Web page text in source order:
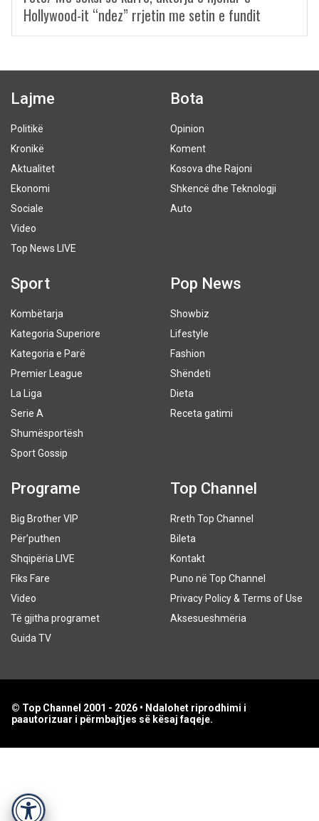
Hollywood-it “ndez” rrjetin me setin e fundit
Lajme
Politikë
Kronikë
Aktualitet
Ekonomi
Sociale
Video
Top News LIVE
Bota
Opinion
Koment
Kosova dhe Rajoni
Shkencë dhe Teknologji
Auto
Sport
Kombëtarja
Kategoria Superiore
Kategoria e Parë
Premier League
La Liga
Serie A
Shumësportësh
Sport Gossip
Pop News
Showbiz
Lifestyle
Fashion
Shëndeti
Dieta
Receta gatimi
Programe
Big Brother VIP
Për’puthen
Shqipëria LIVE
Fiks Fare
Video
Të gjitha programet
Guida TV
Top Channel
Rreth Top Channel
Bileta
Kontakt
Puno në Top Channel
Privacy Policy & Terms of Use
Aksesueshmëria
© Top Channel 2001 - 2026 • Ndalohet riprodhimi i
paautorizuar i përmbajtjes së kësaj faqeje.